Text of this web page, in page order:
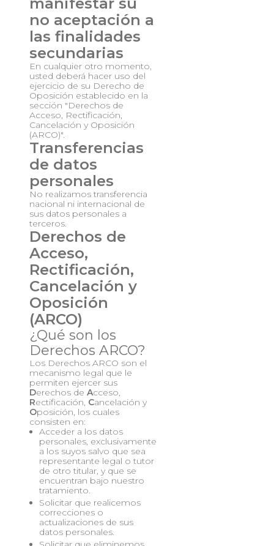
no aceptación a
las finalidades
secundarias
En cualquier otro momento,
usted deberá hacer uso del
ejercicio de su Derecho de
Oposición establecido en la
sección "Derechos de
Acceso, Rectificación,
Cancelación y Oposición
(ARCO)".
Transferencias
de datos
personales
No realizamos transferencia
nacional ni internacional de
sus datos personales a
terceros.
Derechos de
Acceso,
Rectificación,
Cancelación y
Oposición
(ARCO)
¿Qué son los
Derechos ARCO?
Los Derechos ARCO son el
mecanismo legal que le
permiten ejercer sus
Derechos de Acceso,
Rectificación, Cancelación y
Oposición, los cuales
consisten en:
Acceder a los datos
personales, exclusivamente
a los suyos salvo que sea
representante legal o tutor
de otro titular, y que se
encuentran bajo nuestro
tratamiento.
Solicitar que realicemos
correcciones o
actualizaciones de sus
datos personales.